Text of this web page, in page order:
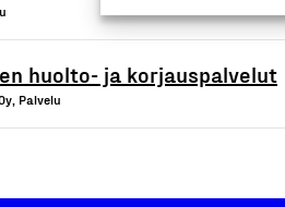
huolto- ja korjauspalvelut
Palvelu